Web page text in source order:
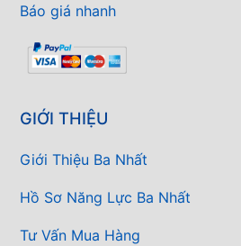
Báo giá nhanh
GIỚI THIỆU
Giới Thiệu Ba Nhất
Hồ Sơ Năng Lực Ba Nhất
Tư Vấn Mua Hàng